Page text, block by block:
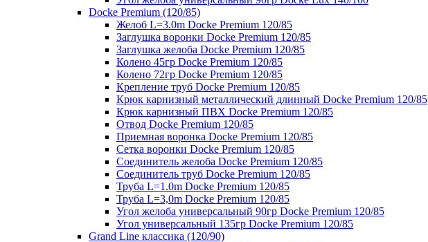
Docke Premium (120/85)
Желоб L=3.0m Docke Premium 120/85
Заглушка воронки Docke Premium 120/85
Заглушка желоба Docke Premium 120/85
Колено 45гр Docke Premium 120/85
Колено 72гр Docke Premium 120/85
Крепление труб Docke Premium 120/85
Крюк карнизный металлический длинный Docke Premium 120/85
Крюк карнизный ПВХ Docke Premium 120/85
Отвод Docke Premium 120/85
Приемная воронка Docke Premium 120/85
Сетка воронки Docke Premium 120/85
Соединитель желоба Docke Premium 120/85
Соединитель труб Docke Premium 120/85
Труба L=1.0m Docke Premium 120/85
Труба L=3,0m Docke Premium 120/85
Угол желоба универсальный 90гр Docke Premium 120/85
Угол универсальный 135гр Docke Premium 120/85
Grand Line классика (120/90)